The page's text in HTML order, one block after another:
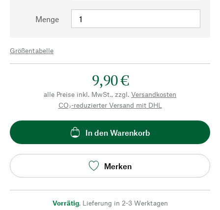
Menge
Größentabelle
9,90 €
alle Preise inkl. MwSt., zzgl. Versandkosten
CO₂-reduzierter Versand mit DHL
In den Warenkorb
Merken
Vorrätig, Lieferung in 2-3 Werktagen